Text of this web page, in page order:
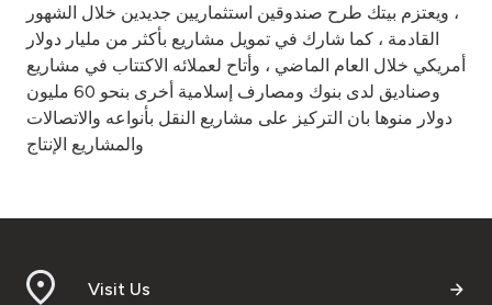
، ويعتزم بيتك طرح صندوقين استثماريين جديدين خلال الشهور
القادمة ، كما شارك في تمويل مشاريع بأكثر من مليار دولار
أمريكي خلال العام الماضي ، وأتاح لعملائه الاكتتاب في مشاريع
وصناديق لدى بنوك ومصارف إسلامية أخرى بنحو 60 مليون
دولار منوها بان التركيز على مشاريع النقل بأنواعه والاتصالات
والمشاريع الإنتاج
Visit Us